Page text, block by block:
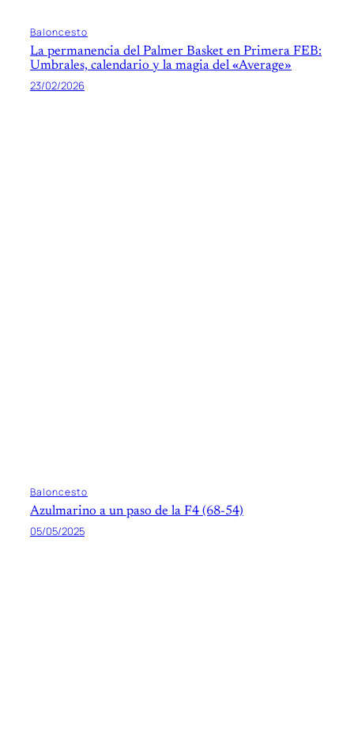
Baloncesto
La permanencia del Palmer Basket en Primera FEB:
Umbrales, calendario y la magia del «Average»
23/02/2026
Baloncesto
Azulmarino a un paso de la F4 (68-54)
05/05/2025